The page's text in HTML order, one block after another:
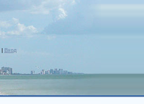
| Вход